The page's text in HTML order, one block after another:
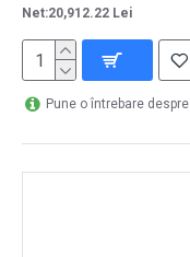
Net:20,912.22 Lei
Pune o întrebare